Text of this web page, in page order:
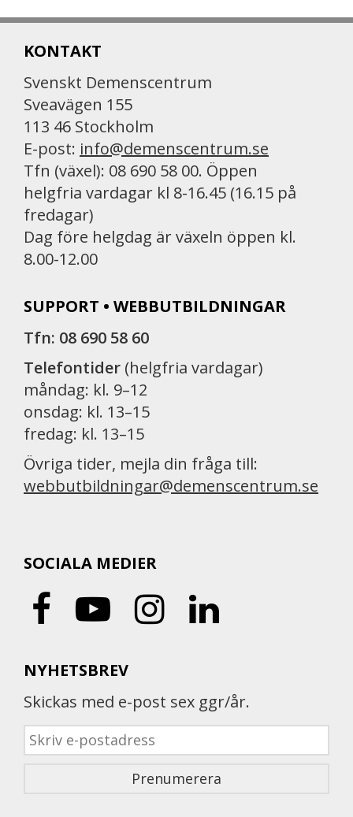
KONTAKT
Svenskt Demenscentrum
Sveavägen 155
113 46 Stockholm
E-post: info@demenscentrum.se
Tfn (växel): 08 690 58 00. Öppen
helgfria vardagar kl 8-16.45 (16.15 på
fredagar)
Dag före helgdag är växeln öppen kl.
8.00-12.00
SUPPORT • WEBBUTBILDNINGAR
Tfn: 08 690 58 60
Telefontider (helgfria vardagar)
måndag: kl. 9–12
onsdag: kl. 13–15
fredag: kl. 13–15
Övriga tider, mejla din fråga till:
webbutbildningar@demenscentrum.se
SOCIALA MEDIER
NYHETSBREV
Skickas med e-post sex ggr/år.